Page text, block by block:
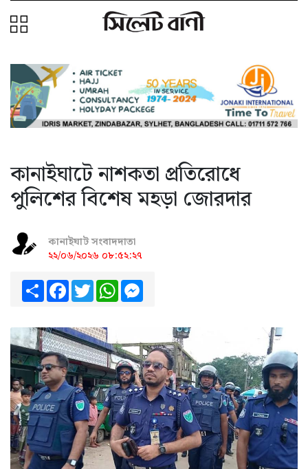
কানাইঘাটে নাশকতা প্রতিরোধে
পুলিশের বিশেষ মহড়া জোরদার
কানাইঘাট সংবাদদাতা
২২/০৬/২০২৬ ০৮:৫২:২৭
ShareFacebook
TwitterWhatsApp